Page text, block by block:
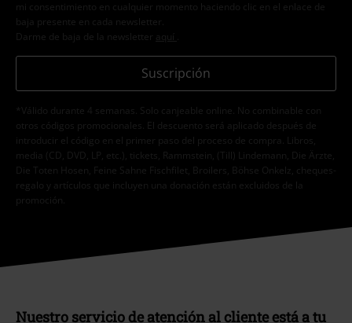
mi consentimiento en cualquier momento haciendo clic en el enlace de
baja presente en cada newsletter.
Darme de baja de la newsletter
aquí
Suscripción
*Válido durante 4 semanas. Solo canjeable online. No combinable con
otros códigos promocionales. El descuento será aplicado después de
introducir el código en el primer paso del proceso de compra. Libros,
media (CD, DVD, LP, etc.), tickets, Rammstein, (Till) Lindemann, Die Ärzte,
Die Toten Hosen, Feine Sahne Fischfilet, Broilers, Böhse Onkelz, cheques-
regalo y artículos que incluyen una donación están excluidos de la
promoción.
Nuestro servicio de atención al cliente está a tu